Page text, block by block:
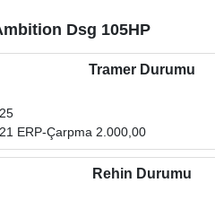
Dsg 105HP
Tramer Durumu
ERP-Çarpma 2.000,00
Rehin Durumu